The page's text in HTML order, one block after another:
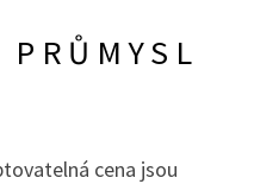
cena jsou